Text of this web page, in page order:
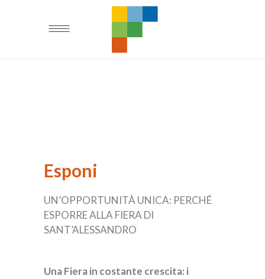
Esponi
UN’OPPORTUNITÀ UNICA: PERCHÉ
ESPORRE ALLA FIERA DI
SANT’ALESSANDRO
Una Fiera in costante crescita: i